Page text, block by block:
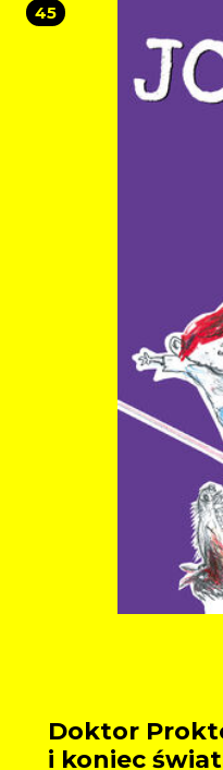
45
Doktor
i koniec